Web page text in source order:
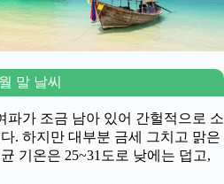
말 날씨
파가 조금 남아 있어 간헐적으로 소
. 하지만 대부분 금세 그치고 맑은
기온은 25~31도로 낮에는 덥고,